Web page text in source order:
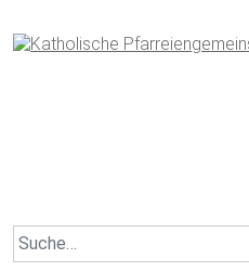
to
content
Search
for: